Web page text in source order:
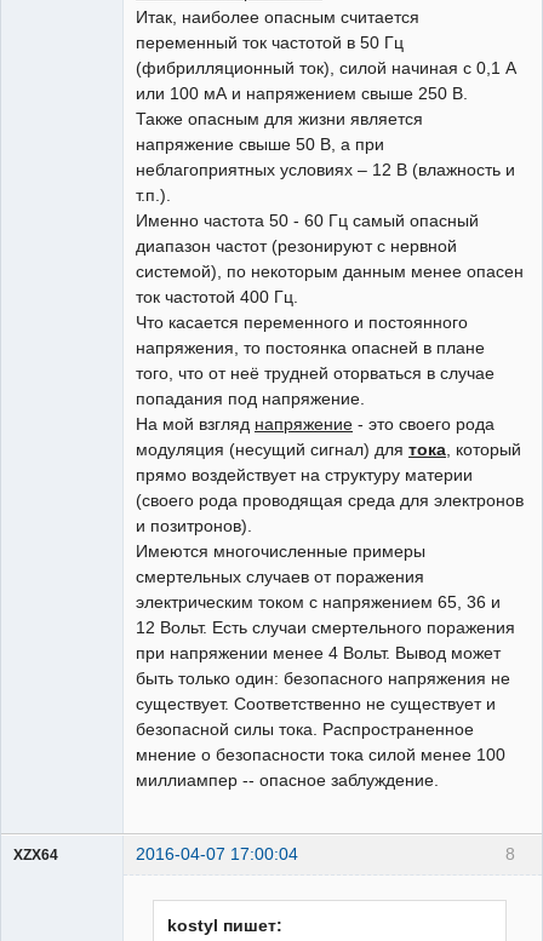
Итак, наиболее опасным считается
переменный ток частотой в 50 Гц
(фибрилляционный ток), силой начиная с 0,1 А
или 100 мА и напряжением свыше 250 В.
Также опасным для жизни является
напряжение свыше 50 В, а при
неблагоприятных условиях – 12 В (влажность и
т.п.).
Именно частота 50 - 60 Гц самый опасный
диапазон частот (резонируют с нервной
системой), по некоторым данным менее опасен
ток частотой 400 Гц.
Что касается переменного и постоянного
напряжения, то постоянка опасней в плане
того, что от неё трудней оторваться в случае
попадания под напряжение.
На мой взгляд напряжение - это своего рода
модуляция (несущий сигнал) для тока , который
прямо воздействует на структуру материи
(своего рода проводящая среда для электронов
и позитронов).
Имеются многочисленные примеры
смертельных случаев от поражения
электрическим током с напряжением 65, 36 и
12 Вольт. Есть случаи смертельного поражения
при напряжении менее 4 Вольт. Вывод может
быть только один: безопасного напряжения не
существует. Соответственно не существует и
безопасной силы тока. Распространенное
мнение о безопасности тока силой менее 100
миллиампер -- опасное заблуждение.
8
XZX64 2016-04-07 17:00:04
kostyl пишет: